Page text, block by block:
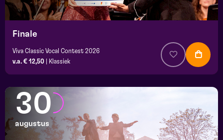
Finale
Viva Classic Vocal Contest 2026
v.a. € 12,50
Klassiek
30
augustus